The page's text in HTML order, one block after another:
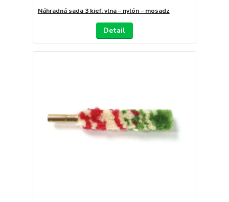
Náhradná sada 3 kief: vlna – nylón – mosadz
Detail